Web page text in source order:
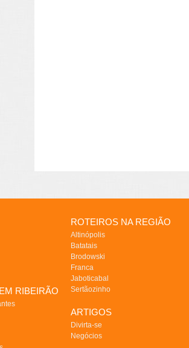
RIBEIRÃO
ROTEIROS NA REGIÃO
Altinópolis
Batatais
Brodowski
Franca
Jaboticabal
Sertãozinho
ARTIGOS
Divirta-se
Negócios